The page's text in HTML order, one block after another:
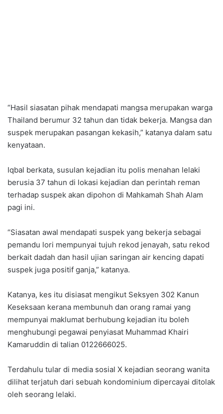
“Hasil siasatan pihak mendapati mangsa merupakan warga
Thailand berumur 32 tahun dan tidak bekerja. Mangsa dan
suspek merupakan pasangan kekasih,” katanya dalam satu
kenyataan.
Iqbal berkata, susulan kejadian itu polis menahan lelaki
berusia 37 tahun di lokasi kejadian dan perintah reman
terhadap suspek akan dipohon di Mahkamah Shah Alam
pagi ini.
“Siasatan awal mendapati suspek yang bekerja sebagai
pemandu lori mempunyai tujuh rekod jenayah, satu rekod
berkait dadah dan hasil ujian saringan air kencing dapati
suspek juga positif ganja,” katanya.
Katanya, kes itu disiasat mengikut Seksyen 302 Kanun
Keseksaan kerana membunuh dan orang ramai yang
mempunyai maklumat berhubung kejadian itu boleh
menghubungi pegawai penyiasat Muhammad Khairi
Kamaruddin di talian 0122666025.
Terdahulu tular di media sosial X kejadian seorang wanita
dilihat terjatuh dari sebuah kondominium dipercayai ditolak
oleh seorang lelaki.